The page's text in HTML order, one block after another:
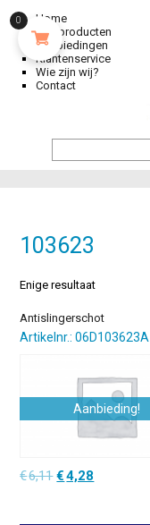
Home
Alle producten
Aanbiedingen
Klantenservice
Wie zijn wij?
Contact
103623
Enige resultaat
Antislingerschot
Artikelnr.: 06D103623A
Aanbieding!
€6,11Oorspronkelijke
€4,28
0